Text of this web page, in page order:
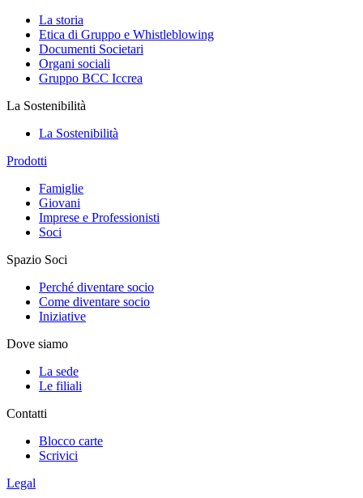
La storia
Etica di Gruppo e Whistleblowing
Documenti Societari
Organi sociali
Gruppo BCC Iccrea
La Sostenibilità
La Sostenibilità
Prodotti
Famiglie
Giovani
Imprese e Professionisti
Soci
Spazio Soci
Perché diventare socio
Come diventare socio
Iniziative
Dove siamo
La sede
Le filiali
Contatti
Blocco carte
Scrivici
Legal